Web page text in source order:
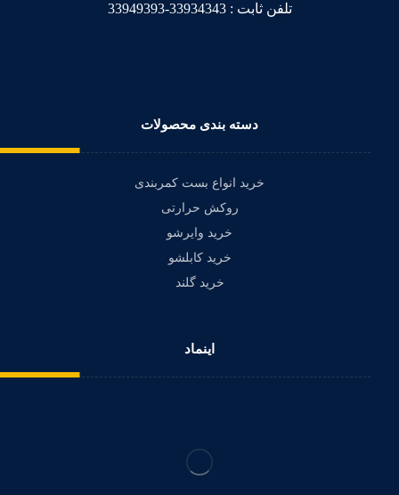
تلفن ثابت : 33934343-33949393
دسته بندی محصولات
خرید انواع بست کمربندی
روکش حرارتی
خرید وایرشو
خرید کابلشو
خرید گلند
اینماد